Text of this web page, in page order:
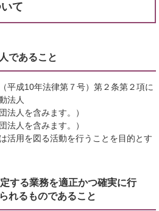
て
であること
平成10年法律第７号）第２条第２項に
法人
法人を含みます。）
法人を含みます。）
活用を図る活動を行うことを目的とす
する業務を適正かつ確実に行
れるものであること